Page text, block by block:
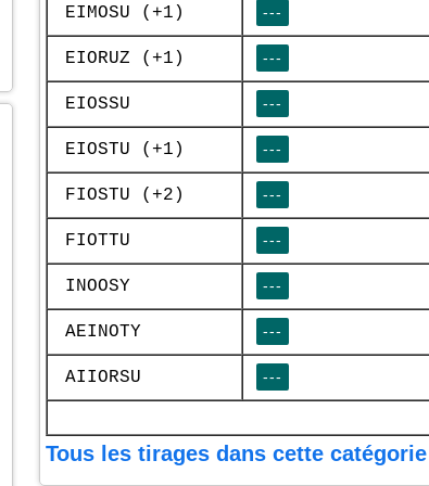
EIMOSU (+1) ---
EIORUZ (+1) ---
EIOSSU ---
EIOSTU (+1) ---
FIOSTU (+2) ---
FIOTTU ---
INOOSY ---
AEINOTY ---
AIIORSU ---
Tous les tirages dans cette catégorie